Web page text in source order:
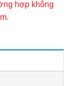
hợp không